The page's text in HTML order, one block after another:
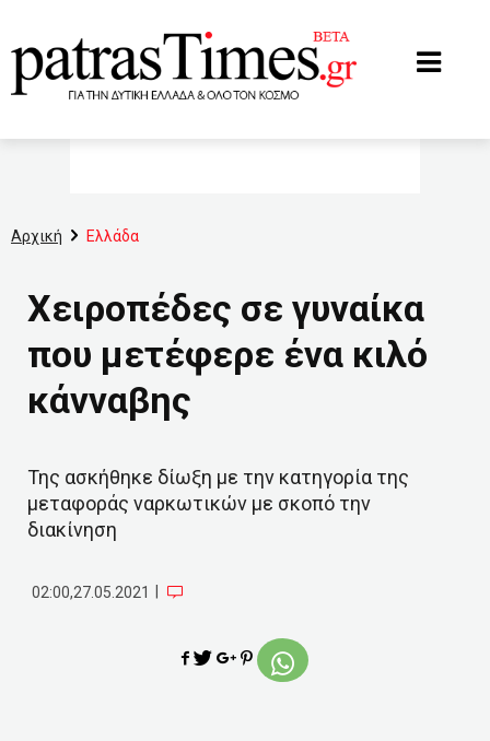
Αρχική Ελλάδα
Χειροπέδες σε γυναίκα
που μετέφερε ένα κιλό
κάνναβης
Της ασκήθηκε δίωξη με την κατηγορία της
μεταφοράς ναρκωτικών με σκοπό την
διακίνηση
02:00,27.05.2021